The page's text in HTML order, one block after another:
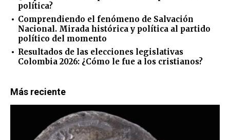
política?
Comprendiendo el fenómeno de Salvación
Nacional. Mirada histórica y política al partido
político del momento
Resultados de las elecciones legislativas
Colombia 2026: ¿Cómo le fue a los cristianos?
Más reciente